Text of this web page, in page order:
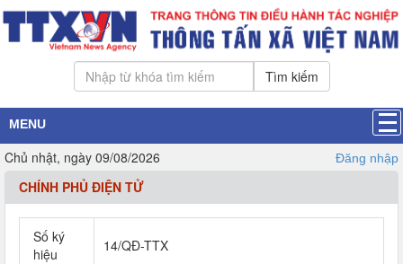
Tìm kiếm
MENU
Chủ nhật, ngày 09/08/2026 Đăng nhập
CHÍNH PHỦ ĐIỆN TỬ
Số ký
hiệu
14/QĐ-TTX